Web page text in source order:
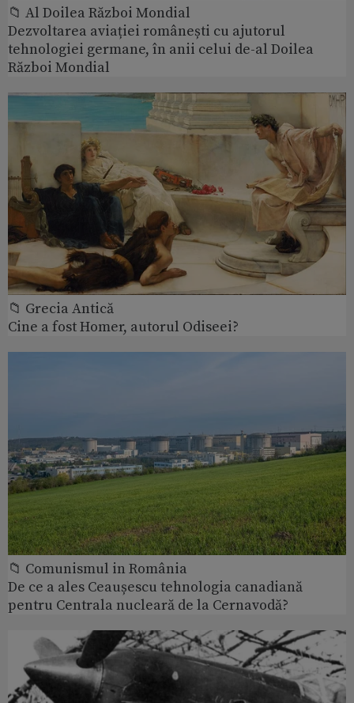
📁 Al Doilea Război Mondial
Dezvoltarea aviației românești cu ajutorul
tehnologiei germane, în anii celui de-al Doilea
Război Mondial
📁 Grecia Antică
Cine a fost Homer, autorul Odiseei?
📁 Comunismul in România
De ce a ales Ceaușescu tehnologia canadiană
pentru Centrala nucleară de la Cernavodă?